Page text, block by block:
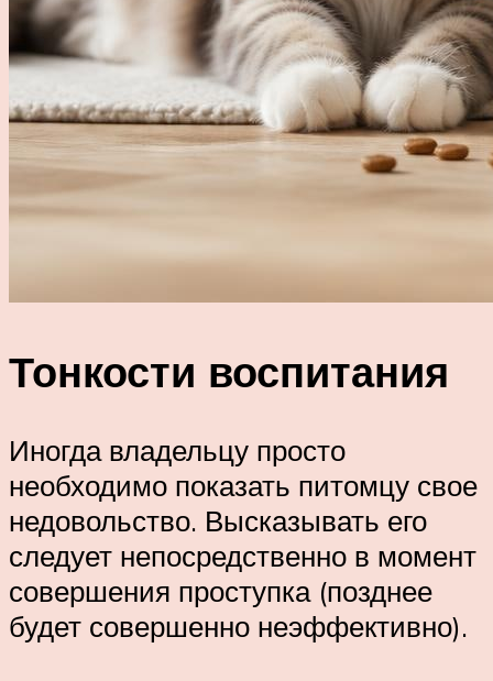
Тонкости воспитания
Иногда владельцу просто
необходимо показать питомцу свое
недовольство. Высказывать его
следует непосредственно в момент
совершения проступка (позднее
будет совершенно неэффективно).